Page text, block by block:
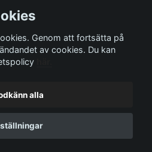
Malin i Ratan
Genom att fortsätta på
av cookies. Du kan
alla